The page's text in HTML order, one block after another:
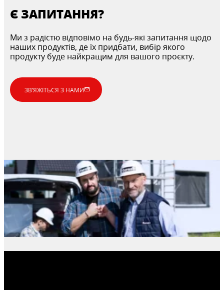
Є ЗАПИТАННЯ?
Ми з радістю відповімо на будь-які запитання щодо
наших продуктів, де їх придбати, вибір якого
продукту буде найкращим для вашого проєкту.
ЗВ’ЯЖІТЬСЯ З НАМИ